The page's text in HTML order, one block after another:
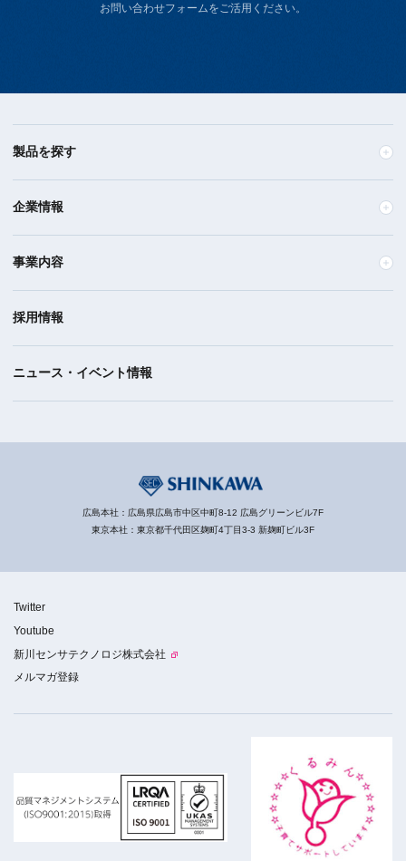
お問い合わせフォームをご活用ください。
製品を探す
企業情報
事業内容
採用情報
ニュース・イベント情報
広島本社：広島県広島市中区中町8-12 広島グリーンビル7F
東京本社：東京都千代田区麹町4丁目3-3 新麹町ビル3F
Twitter
Youtube
新川センサテクノロジ株式会社
メルマガ登録